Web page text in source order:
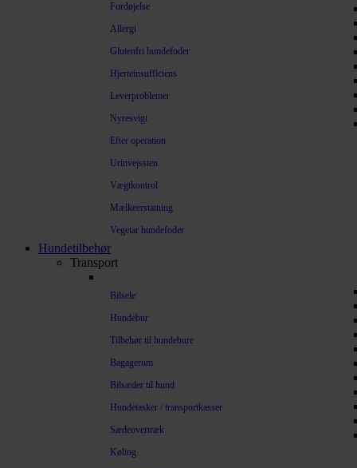
Fordøjelse
Allergi
Glutenfri hundefoder
Hjerteinsufficiens
Leverproblemer
Nyresvigt
Efter operation
Urinvejssten
Vægtkontrol
Mælkeerstatning
Vegetar hundefoder
Hundetilbehør
Transport
Bilsele
Hundebur
Tilbehør til hundebure
Bagagerum
Bilsæder til hund
Hundetasker / transportkasser
Sædeovertræk
Køling